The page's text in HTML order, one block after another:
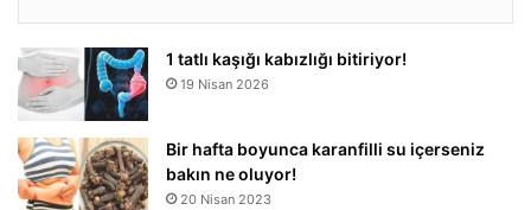
1 tatlı kaşığı kabızlığı bitiriyor!
19 Nisan 2026
Bir hafta boyunca karanfilli su içerseniz
bakın ne oluyor!
20 Nisan 2023